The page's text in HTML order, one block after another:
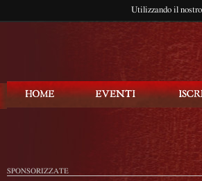
Utilizzando il
SPONSORIZZATE